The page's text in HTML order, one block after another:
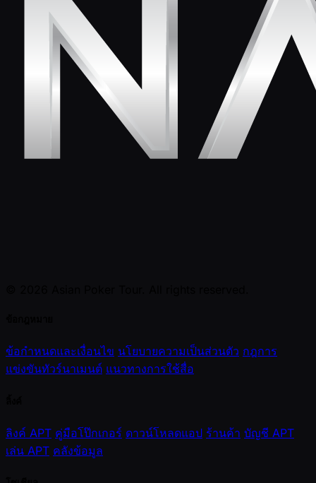
ข้อกำหนดและเงื่อนไข นโยบายความเป็นส่วนตัว กฎการ
แข่งขันทัวร์นาเมนต์ แนวทางการใช้สื่อ
ลิงค์ APT คู่มือโป๊กเกอร์ ดาวน์โหลดแอป ร้านค้า บัญชี APT
เล่น APT คลังข้อมูล